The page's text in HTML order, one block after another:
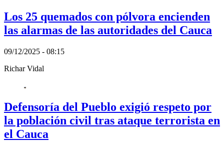
Los 25 quemados con pólvora encienden
las alarmas de las autoridades del Cauca
09/12/2025 - 08:15
Richar Vidal
Defensoría del Pueblo exigió respeto por
la población civil tras ataque terrorista en
el Cauca